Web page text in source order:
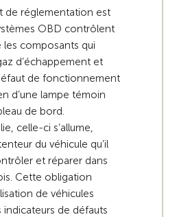
de réglementation est
OBD contrôlent
composants qui
d’échappement et
de fonctionnement
d’une lampe témoin
de bord.
celle-ci s’allume,
du véhicule qu’il
et réparer dans
Cette obligation
de véhicules
indicateurs de défauts